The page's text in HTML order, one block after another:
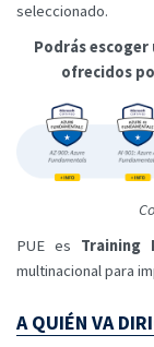
seleccionado.
Podrás escoger
ofrecidos
PUE es Training
multinacional para
A QUIÉN VA